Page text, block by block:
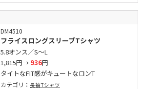
DM4510
フライスロングスリーブTシャツ
5.8オンス／S～L
1,815円→ 936円
タイトなFIT感がキュートなロンT
カテゴリ： 長袖Tシャツ